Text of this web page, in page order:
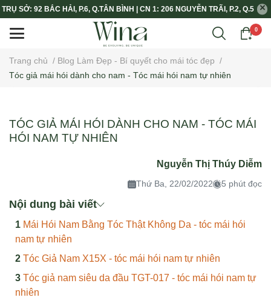
TRỤ SỞ: 92 BẮC HẢI, P.6, Q.TÂN BÌNH | CN 1: 206 NGUYỄN TRÃI, P.2, Q.5
0
Trang chủ / Blog Làm Đẹp - Bí quyết cho mái tóc đẹp /
Tóc giả mái hói dành cho nam - Tóc mái hói nam tự nhiên
TÓC GIẢ MÁI HÓI DÀNH CHO NAM - TÓC MÁI
HÓI NAM TỰ NHIÊN
Nguyễn Thị Thúy Diễm
Thứ Ba, 22/02/2022 5 phút đọc
Nội dung bài viết
Mái Hói Nam Bằng Tóc Thật Không Da - tóc mái hói
nam tự nhiên
Tóc Giả Nam X15X - tóc mái hói nam tự nhiên
Tóc giả nam siêu da đầu TGT-017 - tóc mái hói nam tự
nhiên